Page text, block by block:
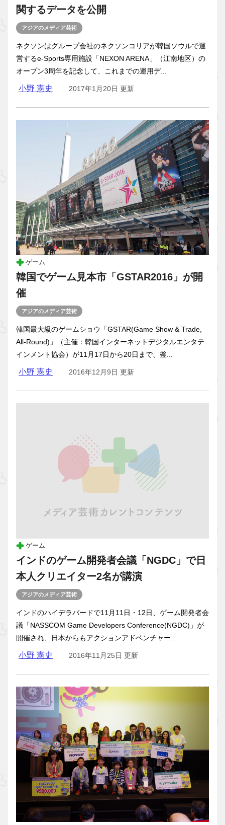
関するデータを公開
アジアのメディア芸術
ネクソンはグループ会社のネクソンコリアが韓国ソウルで運
営するe-Sports専用施設「NEXON ARENA」（江南地区）の
オープン3周年を記念して、これまでの運用デ...
小野 憲史 2017年1月20日 更新
ゲーム
韓国でゲーム見本市「GSTAR2016」が開
催
アジアのメディア芸術
韓国最大級のゲームショウ「GSTAR(Game Show & Trade,
All-Round)」（主催：韓国インターネットデジタルエンタテ
インメント協会）が11月17日から20日まで、釜...
小野 憲史 2016年12月9日 更新
ゲーム
インドのゲーム開発者会議「NGDC」で日
本人クリエイター2名が講演
アジアのメディア芸術
インドのハイデラバードで11月11日・12日、ゲーム開発者会
議「NASSCOM Game Developers Conference(NGDC)」が
開催され、日本からもアクションアドベンチャー...
小野 憲史 2016年11月25日 更新